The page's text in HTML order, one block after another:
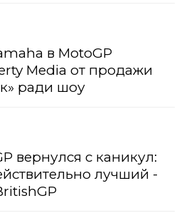
в MotoGP
Media от продажи
ради шоу
вернулся с каникул:
лучший -